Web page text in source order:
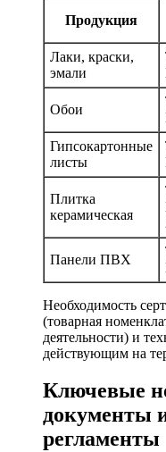
Продукция
Лаки, краски,
эмали
Обои
Гипсокартонные
листы
Плитка
керамическая
Панели ПВХ
Необходимость
(товарная
деятельности) и
действующим на
Ключевые
документы
регламенты